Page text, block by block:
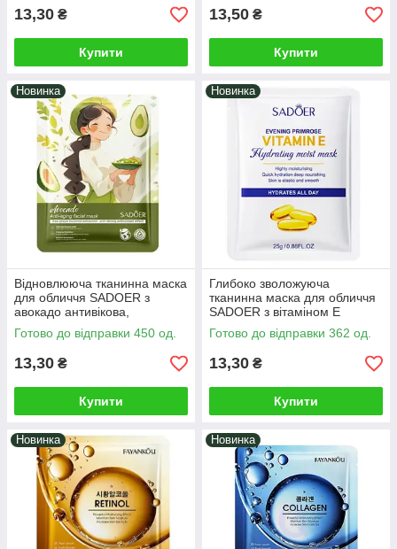
13,30 ₴
Купити
13,50 ₴
Купити
Новинка
Відновлююча тканинна маска
для обличчя SADOER з
авокадо антивікова,
зволожуюча, від набряклості,
сухості, зморшок, гусячих
Готово до відправки 450 од.
13,30 ₴
Купити
Новинка
Глибоко зволожуюча
тканинна маска для обличчя
SADOER з вітаміном Е
антивікова, від сухості,
подразнень, зморшок, 25 г
Готово до відправки 362 од.
13,30 ₴
Купити
Новинка Новинка